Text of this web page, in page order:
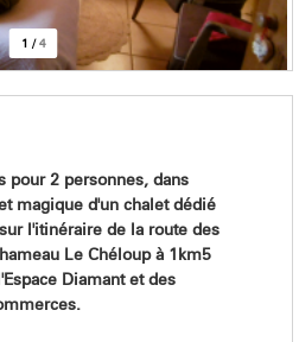
1 /4
pour 2 personnes, dans
magique d'un chalet dédié
l'itinéraire de la route des
Le Chéloup à 1km5
Diamant et des